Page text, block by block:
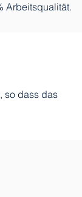
Arbeitsqualität.
so dass das